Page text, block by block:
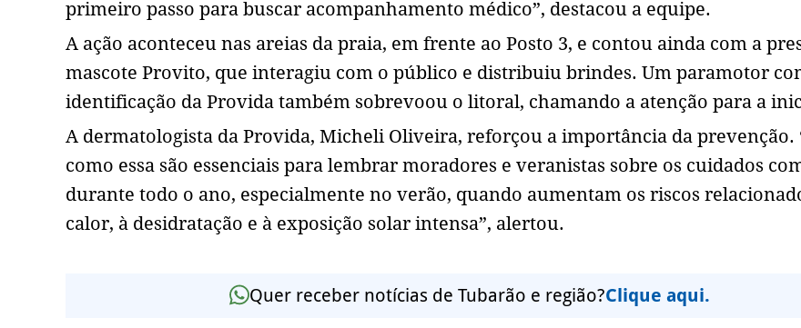
primeiro passo para buscar acompanhamento médico”, destacou a equipe.
A ação aconteceu nas areias da praia, em frente ao Posto 3, e contou ainda com a
mascote Provito, que interagiu com o público e distribuiu brindes. Um paramotor
identificação da Provida também sobrevoou o litoral, chamando a atenção para a
A dermatologista da Provida, Micheli Oliveira, reforçou a importância da prevenção.
como essa são essenciais para lembrar moradores e veranistas sobre os cuidados
durante todo o ano, especialmente no verão, quando aumentam os riscos
calor, à desidratação e à exposição solar intensa”, alertou.
Quer receber notícias de Tubarão e região?Clique aqui.